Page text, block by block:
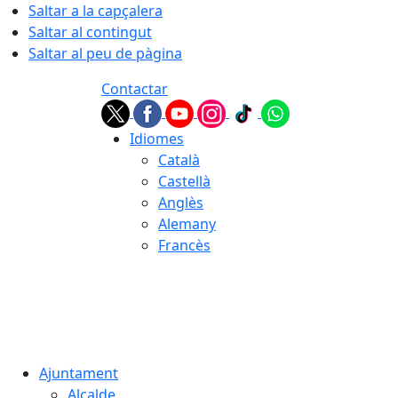
Saltar a la capçalera
Saltar al contingut
Saltar al peu de pàgina
Contactar
Idiomes
Català
Castellà
Anglès
Alemany
Francès
Ajuntament